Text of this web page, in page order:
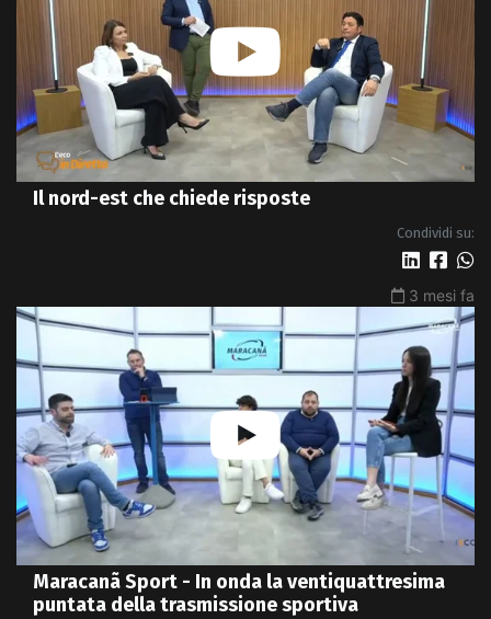
Il nord-est che chiede risposte
Condividi su:
3 mesi fa
Maracanã Sport - In onda la ventiquattresima
puntata della trasmissione sportiva